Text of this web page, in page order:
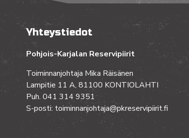
Yhteystiedot
Pohjois-Karjalan Reservipiirit
Toiminnanjohtaja Mika Räisänen
Lampitie 11 A, 81100 KONTIOLAHTI
Puh. 041 314 9351
S-posti: toiminnanjohtaja@pkreservipiirit.fi